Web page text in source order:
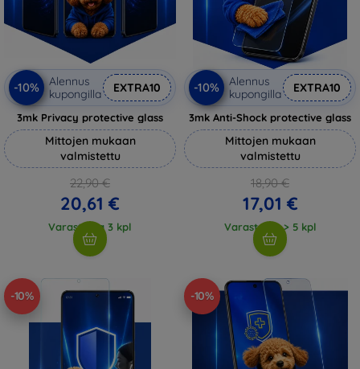
-10%
Alennus
kupongilla
EXTRA10
3mk Privacy protective glass
Mittojen mukaan
valmistettu
22,90 €
20,61 €
Varastossa 3 kpl
-10%
Alennus
kupongilla
EXTRA10
3mk Anti-Shock protective glass
Mittojen mukaan
valmistettu
18,90 €
17,01 €
Varastossa > 5 kpl
-10% -10%